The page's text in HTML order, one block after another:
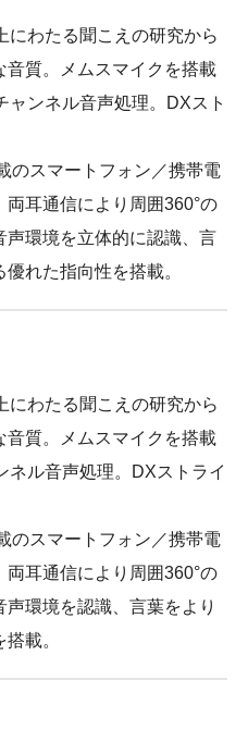
にわたる聞こえの研究から
質。メムスマイクを搭載
ャンネル音声処理。DXスト
のスマートフォン／携帯電
耳通信により周囲360°の
声環境を立体的に認識、言
れた指向性を搭載。
にわたる聞こえの研究から
質。メムスマイクを搭載
ネル音声処理。DXストライ
のスマートフォン／携帯電
耳通信により周囲360°の
環境を認識、言葉をより
載。